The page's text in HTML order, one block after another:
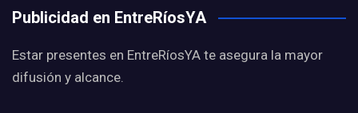
Publicidad en EntreRíosYA
Estar presentes en EntreRíosYA te asegura la mayor
difusión y alcance.